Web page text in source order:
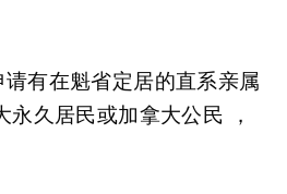
有在魁省定居的直系亲属
久居民或加拿大公民 ，